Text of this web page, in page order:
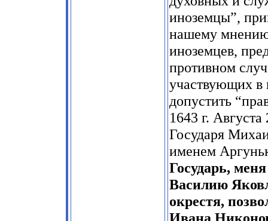
иноземцы”,
нашему
иноземцев,
противном
участвующих в
допустить
1643 г.
Государя
именем
Государь,
Василию
окрестя,
Ивана